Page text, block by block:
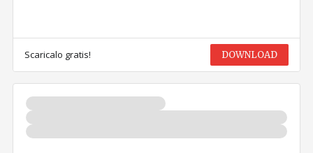
Scaricalo gratis! DOWNLOAD